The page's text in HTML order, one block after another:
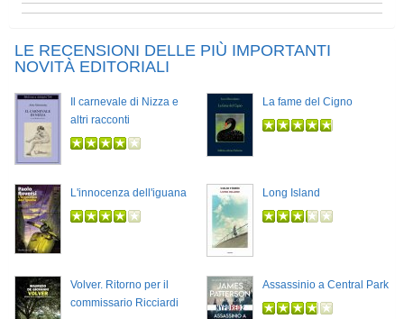
LE RECENSIONI DELLE PIÙ IMPORTANTI
NOVITÀ EDITORIALI
Il carnevale di Nizza e
altri racconti
La fame del Cigno
L'innocenza dell'iguana Long Island
Volver. Ritorno per il
commissario Ricciardi
Assassinio a Central Park